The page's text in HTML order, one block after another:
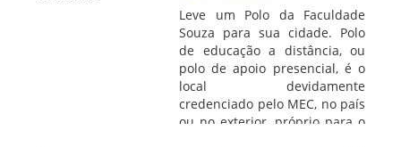
Leve um Polo da Faculdade
Souza para sua cidade. Polo
de educação a distância, ou
polo de apoio presencial, é o
local devidamente
credenciado pelo MEC, no país
ou no exterior, próprio para o